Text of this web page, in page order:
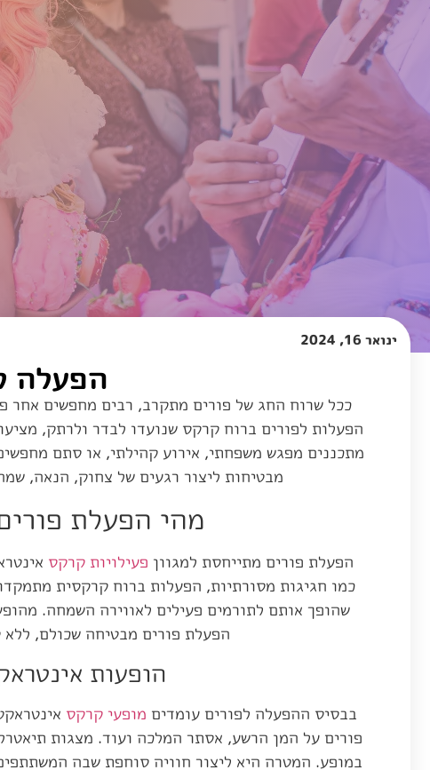
ינואר 16, 2024
הפעלה
ככל שרוח החג של פורים מתקרב, רבים מחפשים אחר
הפעלות לפורים ברוח קרקס שנועדו לבדר ולרתק,
מתכננים מפגש משפחתי, אירוע קהילתי, או סתם
מבטיחות ליצור רגעים של צחוק, הנאה,
מהי הפעלת
הפעלת פורים מתייחסת למגוון פעילויות קרקס
כמו חגיגות מסורתיות, הפעלות ברוח קרקסית
שהופך אותם לתורמים פעילים לאווירה השמחה.
הפעלת פורים מבטיחה שכולם,
הופעות
בבסיס ההפעלה לפורים עומדים מופעי קרקס
פורים על המן הרשע, אסתר המלכה ועוד. מצגות
במופע. המטרה היא ליצור חוויה סוחפת שבה